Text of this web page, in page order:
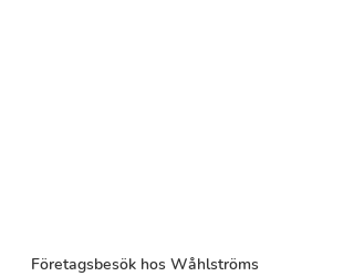
Företagsbesök hos Wåhlströms